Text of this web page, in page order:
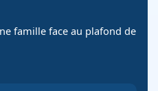
famille face au plafond de